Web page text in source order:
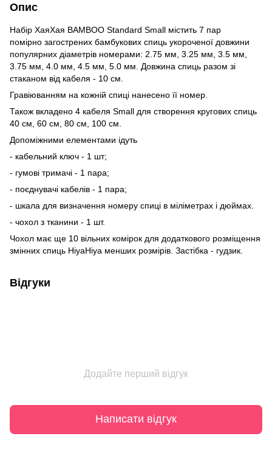
Опис
Набір ХаяХая BAMBOO Standard Small містить 7 пар
помірно загострених бамбукових спиць укороченої довжини
популярних діаметрів номерами: 2.75 мм, 3.25 мм, 3.5 мм,
3.75 мм, 4.0 мм, 4.5 мм, 5.0 мм. Довжина спиць разом зі
стаканом від кабеля - 10 см.
Гравіюванням на кожній спиці нанесено її номер.
Також вкладено 4 кабеля Small для створення кругових спиць
40 см, 60 см, 80 см, 100 см.
Допоміжними елементами ідуть
- кабельний ключ - 1 шт;
- гумові тримачі - 1 пара;
- поєднувачі кабелів - 1 пара;
- шкала для визначення номеру спиці в міліметрах і дюймах.
- чохол з тканини - 1 шт.
Чохол має ще 10 вільних комірок для додаткового розміщення
змінних спиць HiyaHiya менших розмірів. Застібка - гудзик.
Відгуки
Додайте перший відгук
Написати відгук